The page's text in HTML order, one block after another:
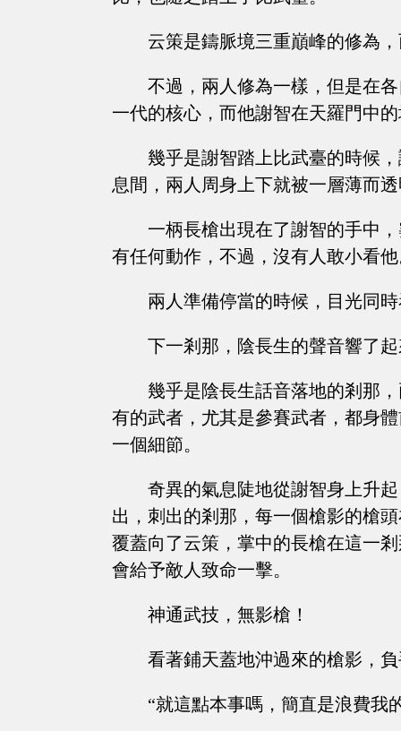
云策是鑄脈境三重巔峰的修為
不過，兩人修為一樣，但是在
一代的核心，而他謝智在天羅門中
幾乎是謝智踏上比武臺的時候
息間，兩人周身上下就被一層薄而
一柄長槍出現在了謝智的手中
有任何動作，不過，沒有人敢小看
兩人準備停當的時候，目光同
下一剎那，陰長生的聲音響了
幾乎是陰長生話音落地的剎那
有的武者，尤其是參賽武者，都身
一個細節。
奇異的氣息陡地從謝智身上升
出，刺出的剎那，每一個槍影的槍
覆蓋向了云策，掌中的長槍在這一
會給予敵人致命一擊。
神通武技，無影槍！
看著鋪天蓋地沖過來的槍影，
“就這點本事嗎，簡直是浪費我